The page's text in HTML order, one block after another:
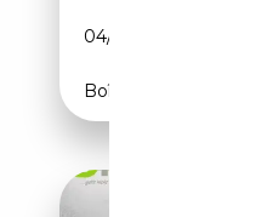
04/2022
Boîte manuelle